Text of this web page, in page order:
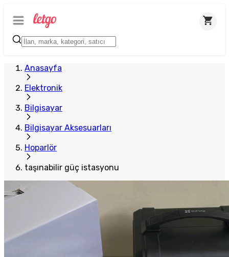
Anasayfa
Elektronik
Bilgisayar
Bilgisayar Aksesuarları
Hoparlör
taşınabilir güç istasyonu